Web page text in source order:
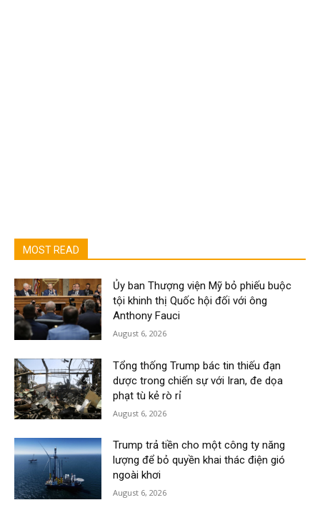
MOST READ
Ủy ban Thượng viện Mỹ bỏ phiếu buộc
tội khinh thị Quốc hội đối với ông
Anthony Fauci
August 6, 2026
Tổng thống Trump bác tin thiếu đạn
dược trong chiến sự với Iran, đe dọa
phạt tù kẻ rò rỉ
August 6, 2026
Trump trả tiền cho một công ty năng
lượng để bỏ quyền khai thác điện gió
ngoài khơi
August 6, 2026